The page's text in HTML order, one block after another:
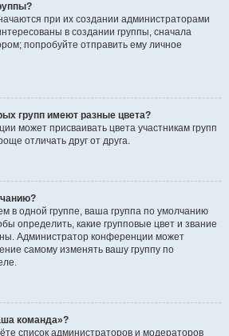
при их создании администраторами
в создании группы, сначала
попробуйте отправить ему личное
групп имеют разные цвета?
может присваивать цвета участникам групп
отличать друг от друга.
в одной группе, ваша группа по умолчанию
определить, какие групповые цвет и звание
Администратор конференции может
самому изменять вашу группу по
команда»?
список администраторов и модераторов